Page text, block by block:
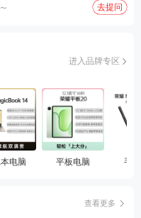
去提问
进入品牌专区
电脑 平板电脑 手
查看更多